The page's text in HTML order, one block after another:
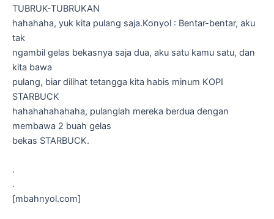
TUBRUK-TUBRUKAN
hahahaha, yuk kita pulang saja.Konyol : Bentar-bentar, aku
tak
ngambil gelas bekasnya saja dua, aku satu kamu satu, dan
kita bawa
pulang, biar dilihat tetangga kita habis minum KOPI
STARBUCK
hahahahahahaha, pulanglah mereka berdua dengan
membawa 2 buah gelas
bekas STARBUCK.
.
.
[mbahnyol.com]